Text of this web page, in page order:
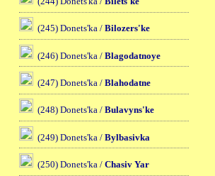
(245) Donets'ka / Bilozers'ke
(246) Donets'ka / Blagodatnoye
(247) Donets'ka / Blahodatne
(248) Donets'ka / Bulavyns'ke
(249) Donets'ka / Bylbasivka
(250) Donets'ka / Chasiv Yar